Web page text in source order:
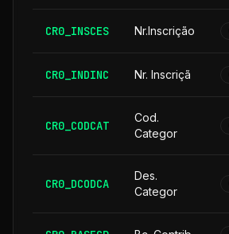
CR0_INSCES Nr.Inscrição
CR0_INDINC Nr. Inscriçã
CR0_CODCAT
Cod.
Categor
CR0_DCODCA
Des.
Categor